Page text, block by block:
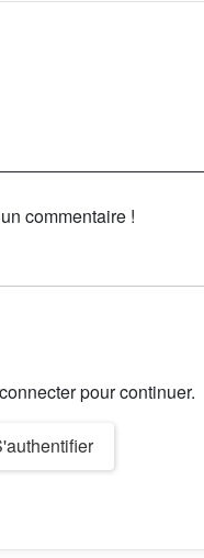
commentaire !
pour continuer.